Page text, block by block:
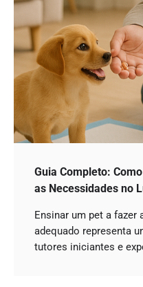
Guia Completo:
as Necessidades no
Ensinar um pet a fazer
adequado representa
tutores iniciantes e